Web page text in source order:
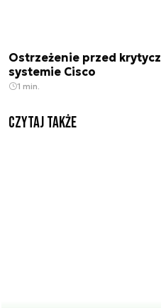
Ostrzeżenie przed
systemie Cisco
1 min.
Czytaj także